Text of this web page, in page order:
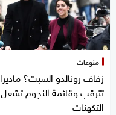
منوعات
زفاف رونالدو السبت؟ ماديرا
تترقب وقائمة النجوم تشعل
التكهنات